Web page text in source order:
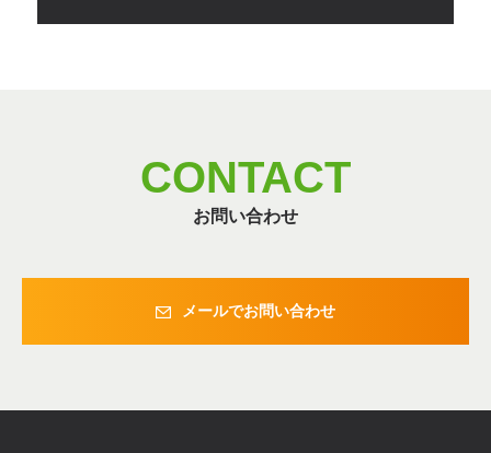
CONTACT
お問い合わせ
メールでお問い合わせ